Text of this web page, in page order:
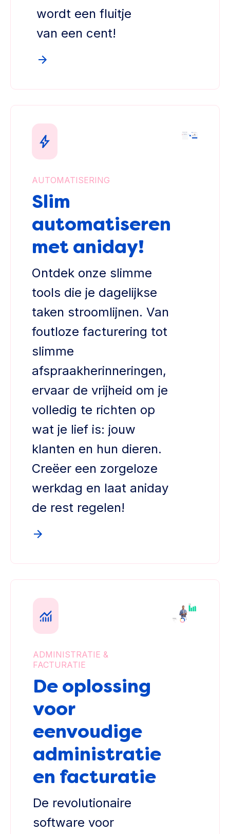
wordt een fluitje
van een cent!
AUTOMATISERING
Slim
automatiseren
met aniday!
Ontdek onze slimme
tools die je dagelijkse
taken stroomlijnen. Van
foutloze facturering tot
slimme
afspraakherinneringen,
ervaar de vrijheid om je
volledig te richten op
wat je lief is: jouw
klanten en hun dieren.
Creëer een zorgeloze
werkdag en laat aniday
de rest regelen!
ADMINISTRATIE &
FACTURATIE
De oplossing
voor
eenvoudige
administratie
en facturatie
De revolutionaire
software voor